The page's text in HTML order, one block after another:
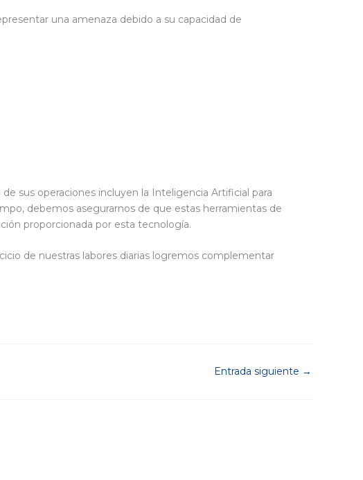
una amenaza debido a su capacidad de
sus operaciones incluyen la Inteligencia Artificial para
debemos asegurarnos de que estas herramientas de
proporcionada por esta tecnología.
de nuestras labores diarias logremos complementar
Entrada siguiente →